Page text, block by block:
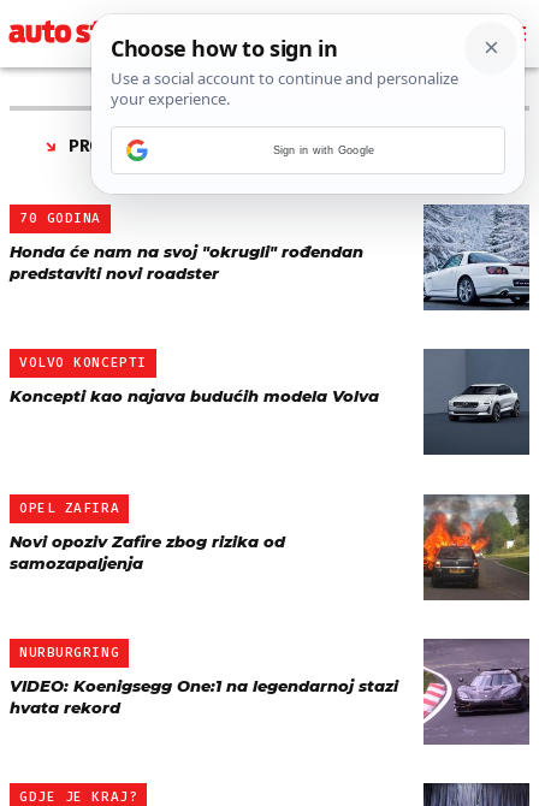
PRONAĐENO 173 REZULTATA ZA AUTORA “
POSAVEC”
70 GODINA
Honda će nam na svoj "okrugli" rođendan
predstaviti novi roadster
VOLVO KONCEPTI
Koncepti kao najava budućih modela Volva
OPEL ZAFIRA
Novi opoziv Zafire zbog rizika od
samozapaljenja
NURBURGRING
VIDEO: Koenigsegg One:1 na legendarnoj stazi
hvata rekord
GDJE JE KRAJ?
Sign in with Google